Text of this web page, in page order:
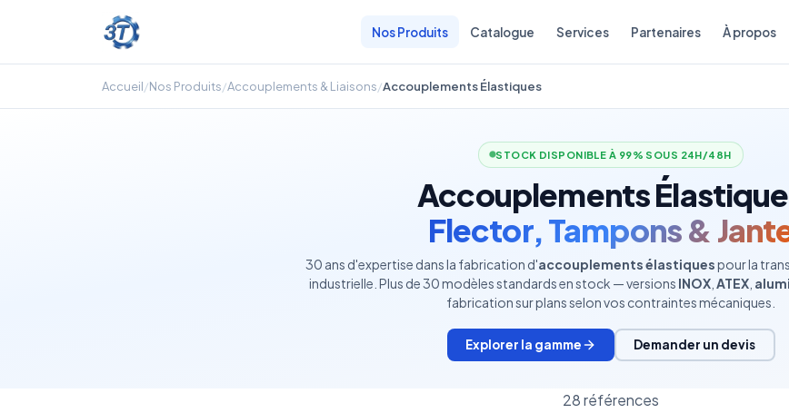
Nos Produits Catalogue Services Partenaires À propos
Accueil/Nos Produits/Accouplements & Liaisons/Accouplements Élastiques
STOCK DISPONIBLE À 99% SOUS 24H/48H
Accouplements
Flector, Tampons &
30 ans d'expertise dans la fabrication d'accouplements élastiquespour la
industrielle. Plus de 30 modèles standards en stock — versions INOX, ATEX,
fabrication sur plans selon vos contraintes mécaniques.
Explorer la gamme Demander un devis
28 références